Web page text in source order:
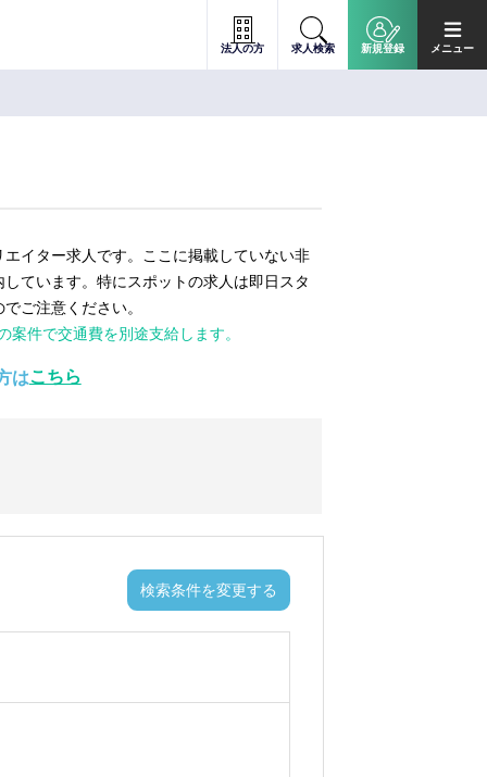
法人の方 求人検索 新規登録 メニュー
イター求人です。ここに掲載していない非
ています。特にスポットの求人は即日スタ
ご注意ください。
件で交通費を別途支給します。
はこちら
検索条件を変更する